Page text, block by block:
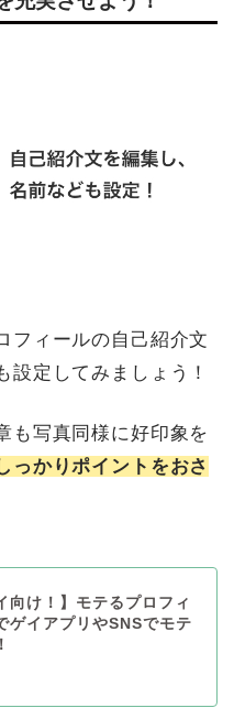
フィールの自己紹介文
設定してみましょう！
も写真同様に好印象を
っかりポイントをおさ
向け！】モテるプロフィ
ゲイアプリやSNSでモテ